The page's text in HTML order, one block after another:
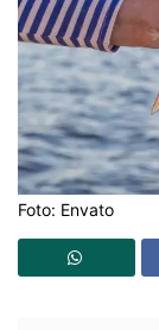
Foto: Envato